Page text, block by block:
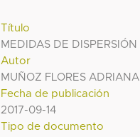
Título
MEDIDAS DE DISPERSIÓN
Autor
MUÑOZ FLORES ADRIANA
Fecha de publicación
2017-09-14
Tipo de documento